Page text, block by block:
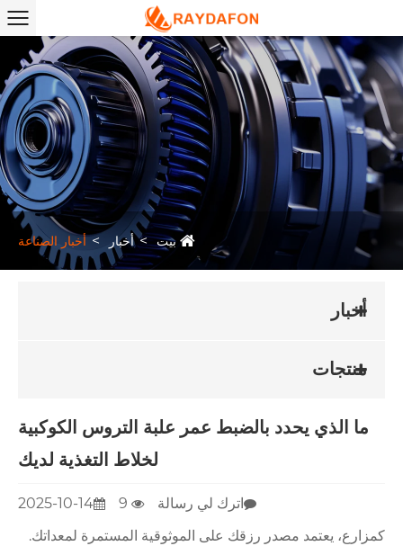
بيت أخبار أخبار الصناعة
أخبار
منتجات
ما الذي يحدد بالضبط عمر علبة التروس الكوكبية
لخلاط التغذية لديك
2025-10-14
اترك لي رسالة
كمزارع، يعتمد مصدر رزقك على الموثوقية المستمرة لمعداتك.